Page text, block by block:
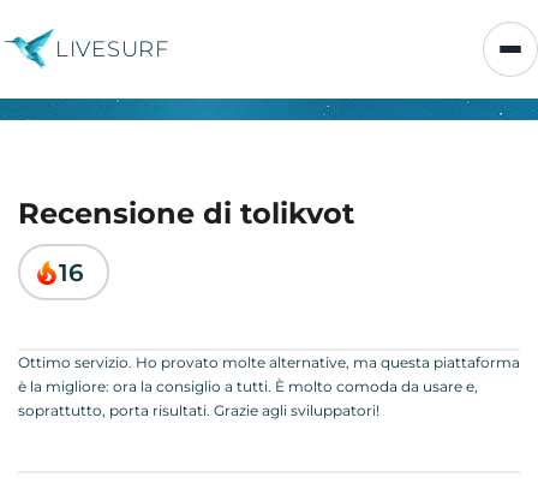
LIVESURF
Recensione di tolikvot
16
Ottimo servizio. Ho provato molte alternative, ma questa piattaforma
è la migliore: ora la consiglio a tutti. È molto comoda da usare e,
soprattutto, porta risultati. Grazie agli sviluppatori!